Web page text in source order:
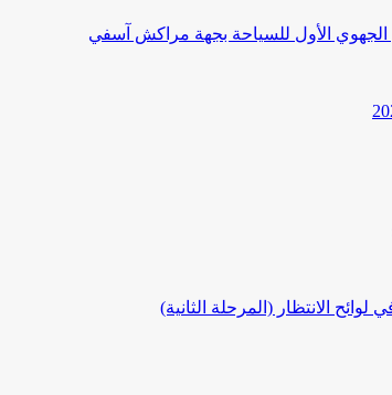
الجهوي الأول للسياحة بجهة مراكش آسفي
الانتظار (المرحلة الثانية)